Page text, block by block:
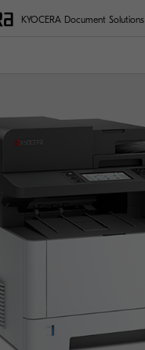
KYOCERA Document Solutions